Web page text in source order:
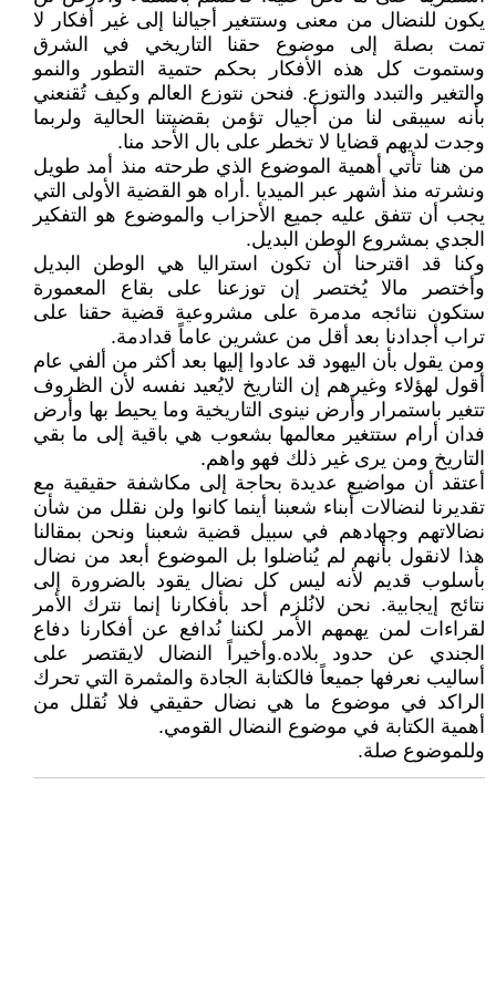
يكون للنضال من معنى وستتغير أجيالنا إلى غير أفكار لا
تمت بصلة إلى موضوع حقنا التاريخي في الشرق
وستموت كل هذه الأفكار بحكم حتمية التطور والنمو
والتغير والتبدد والتوزع. فنحن نتوزع العالم وكيف تُقنعني
بأنه سيبقى لنا من أجيال تؤمن بقضيتنا الحالية ولربما
وجدت لديهم قضايا لا تخطر على بال الأحد منا.
من هنا تأتي أهمية الموضوع الذي طرحته منذ أمد طويل
ونشرته منذ أشهر عبر الميديا .أراه هو القضية الأولى التي
يجب أن تتفق عليه جميع الأحزاب والموضوع هو التفكير
الجدي بمشروع الوطن البديل.
وكنا قد اقترحنا أن تكون استراليا هي الوطن البديل
وأختصر مالا يُختصر إن توزعنا على بقاع المعمورة
ستكون نتائجه مدمرة على مشروعية قضية حقنا على
تراب أجدادنا بعد أقل من عشرين عاماً قدادمة.
ومن يقول بأن اليهود قد عادوا إليها بعد أكثر من ألفي عام
أقول لهؤلاء وغيرهم إن التاريخ لايُعيد نفسه لأن الظروف
تتغير باستمرار وأرض نينوى التاريخية وما يحيط بها وأرض
فدان أرام ستتغير معالمها بشعوب هي باقية إلى ما بقي
التاريخ ومن يرى غير ذلك فهو واهم.
أعتقد أن مواضيع عديدة بحاجة إلى مكاشفة حقيقية مع
تقديرنا لنضالات أبناء شعبنا أينما كانوا ولن نقلل من شأن
نضالاتهم وجهادهم في سبيل قضية شعبنا ونحن بمقالنا
هذا لانقول بأنهم لم يُناضلوا بل الموضوع أبعد من نضال
بأسلوب قديم لأنه ليس كل نضال يقود بالضرورة إلى
نتائج إيجابية. نحن لانُلزم أحد بأفكارنا إنما نترك الأمر
لقراءات لمن يهمهم الأمر لكننا نُدافع عن أفكارنا دفاع
الجندي عن حدود بلاده.وأخيراً النضال لايقتصر على
أساليب نعرفها جميعاً فالكتابة الجادة والمثمرة التي تحرك
الراكد في موضوع ما هي نضال حقيقي فلا نُقلل من
أهمية الكتابة في موضوع النضال القومي.
وللموضوع صلة.